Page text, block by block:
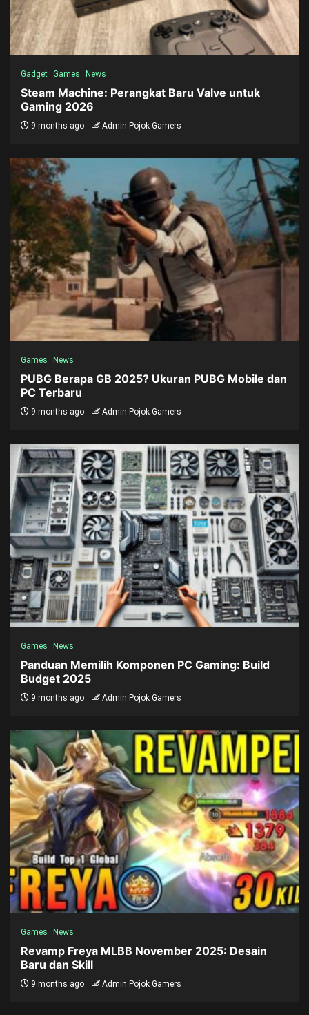
Gadget Games News
Steam Machine: Perangkat Baru Valve untuk
Gaming 2026
9 months ago Admin Pojok Gamers
Games News
PUBG Berapa GB 2025? Ukuran PUBG Mobile dan
PC Terbaru
9 months ago Admin Pojok Gamers
Games News
Panduan Memilih Komponen PC Gaming: Build
Budget 2025
9 months ago Admin Pojok Gamers
Games News
Revamp Freya MLBB November 2025: Desain
Baru dan Skill
9 months ago Admin Pojok Gamers